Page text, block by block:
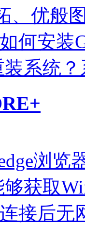
、优般
何安装
系统
浏览
获取
接后无